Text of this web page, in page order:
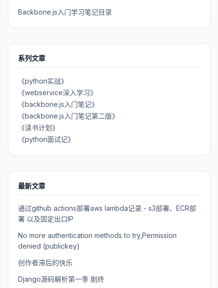
Backbone.js入门学习笔记目录
系列文章
《python实战》
《webservice深入学习》
《backbone.js入门笔记》
《backbone.js入门笔记第二版》
《读书计划》
《python面试记》
最新文章
通过github actions部署aws lambda记录 - s3部署、ECR部
署 以及固定出口IP
No more authentication methods to try,Permission
denied (publickey)
创作者滞后的快乐
Django源码解析第一季 剧终